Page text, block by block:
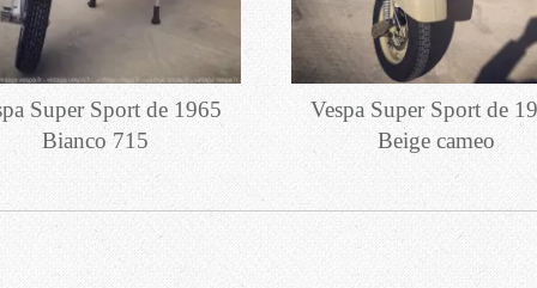
Super Sport de 1965
Bianco 715
Vespa Super Sport de
Beige cameo